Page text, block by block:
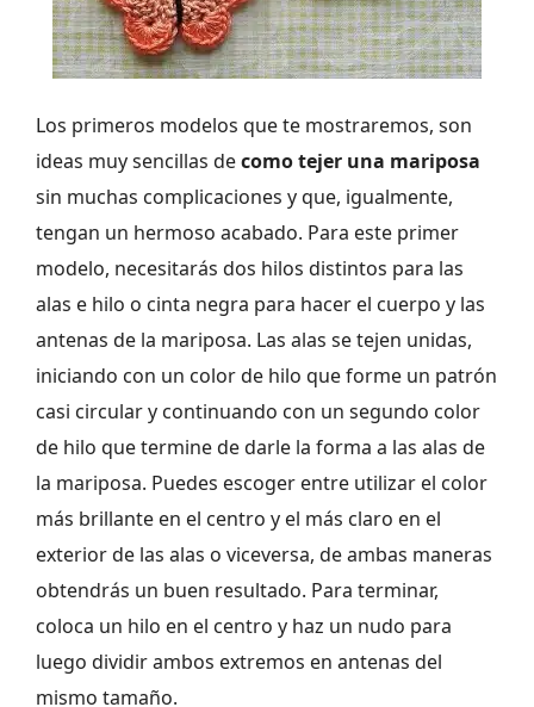
Los primeros modelos que te mostraremos, son
ideas muy sencillas decomo tejer una mariposa
sin muchas complicaciones y que, igualmente,
tengan un hermoso acabado. Para este primer
modelo, necesitarás dos hilos distintos para las
alas e hilo o cinta negra para hacer el cuerpo y las
antenas de la mariposa. Las alas se tejen unidas,
iniciando con un color de hilo que forme un patrón
casi circular y continuando con un segundo color
de hilo que termine de darle la forma a las alas de
la mariposa. Puedes escoger entre utilizar el color
más brillante en el centro y el más claro en el
exterior de las alas o viceversa, de ambas maneras
obtendrás un buen resultado. Para terminar,
coloca un hilo en el centro y haz un nudo para
luego dividir ambos extremos en antenas del
mismo tamaño.